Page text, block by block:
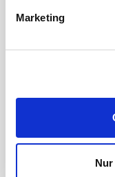
Marketing
Un aspetto che
.
comune ci
software,
semplifica il
accelera ogni